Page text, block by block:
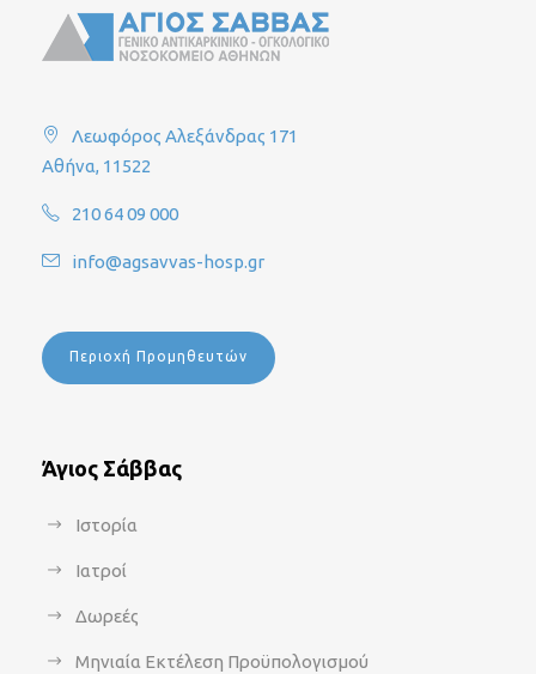
Λεωφόρος Αλεξάνδρας 171
Αθήνα, 11522
210 64 09 000
info@agsavvas-hosp.gr
Περιοχή Προμηθευτών
Άγιος Σάββας
Ιστορία
Ιατροί
Δωρεές
Μηνιαία Εκτέλεση Προϋπολογισμού